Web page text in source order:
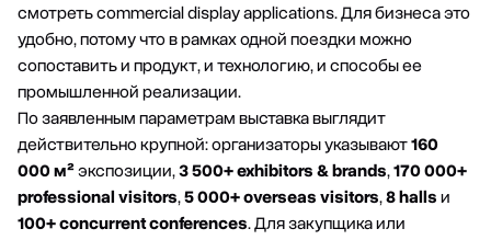
смотреть commercial display applications. Для бизнеса это
удобно, потому что в рамках одной поездки можно
сопоставить и продукт, и технологию, и способы ее
промышленной реализации.
По заявленным параметрам выставка выглядит
действительно крупной: организаторы указывают160
000 м²экспозиции,3 500+ exhibitors & brands,170 000+
professional visitors,5 000+ overseas visitors,8 hallsи
100+ concurrent conferences. Для закупщика или